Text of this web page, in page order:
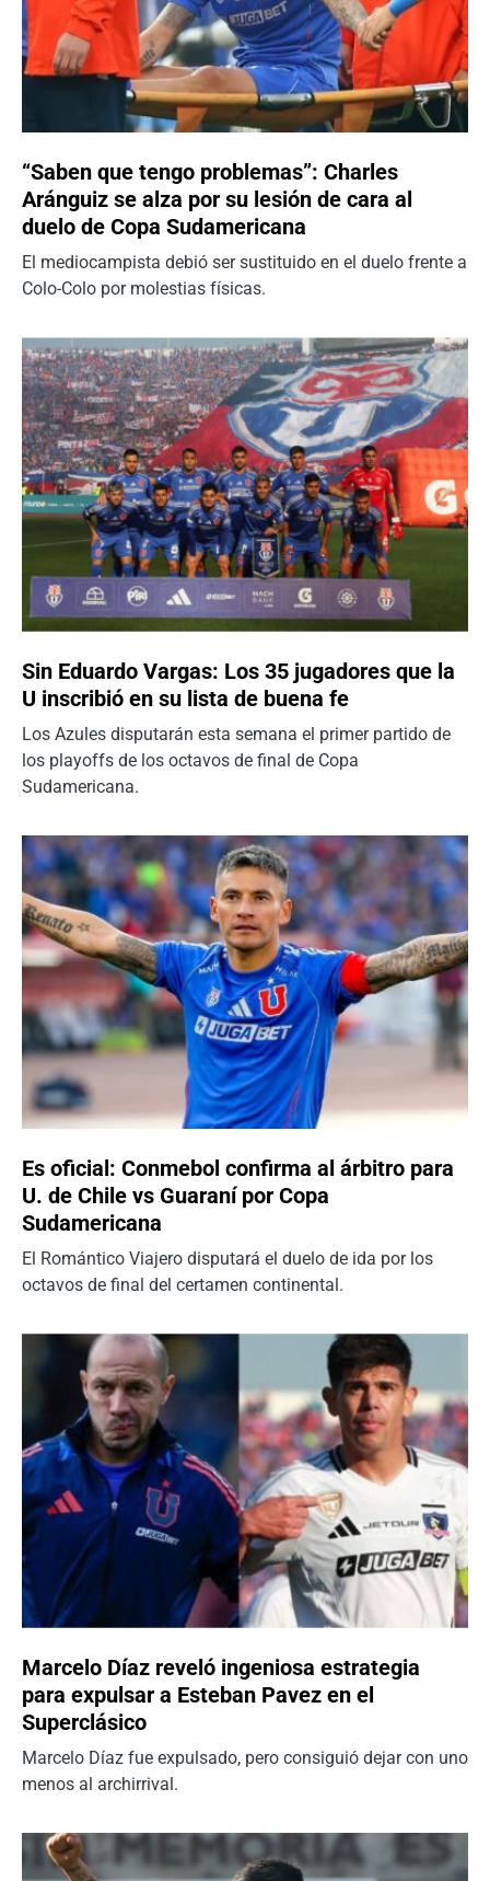
“Saben que tengo problemas”: Charles
Aránguiz se alza por su lesión de cara al
duelo de Copa Sudamericana
El mediocampista debió ser sustituido en el duelo frente a
Colo-Colo por molestias físicas.
Sin Eduardo Vargas: Los 35 jugadores que la
U inscribió en su lista de buena fe
Los Azules disputarán esta semana el primer partido de
los playoffs de los octavos de final de Copa
Sudamericana.
Es oficial: Conmebol confirma al árbitro para
U. de Chile vs Guaraní por Copa
Sudamericana
El Romántico Viajero disputará el duelo de ida por los
octavos de final del certamen continental.
Marcelo Díaz reveló ingeniosa estrategia
para expulsar a Esteban Pavez en el
Superclásico
Marcelo Díaz fue expulsado, pero consiguió dejar con uno
menos al archirrival.